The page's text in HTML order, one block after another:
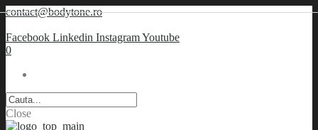
contact@bodytone.ro
Facebook Linkedin InstagramYoutube
0
Close